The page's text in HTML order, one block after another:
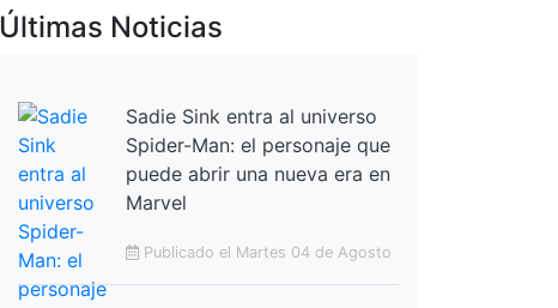
Últimas Noticias
Sadie Sink entra al universo
Spider-Man: el personaje que
puede abrir una nueva era en
Marvel
Publicado el Martes 04 de Agosto